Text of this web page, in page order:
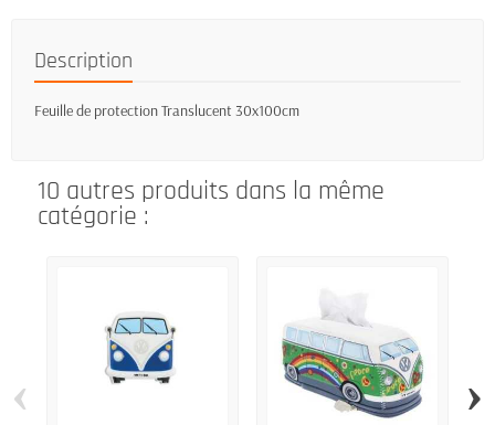
Description
Feuille de protection Translucent 30x100cm
10 autres produits dans la même
catégorie :
‹ ›